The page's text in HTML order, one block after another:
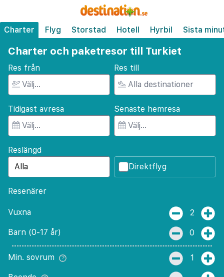
Charter Flyg Storstad Hotell Hyrbil Sista
Charter och paketresor till Turkiet
Res från Res till
Tidigast avresa Senaste hemresa
Reslängd
Direktflyg
Resenärer
Vuxna 2
Barn (0-17 år) 0
Min. sovrum 1